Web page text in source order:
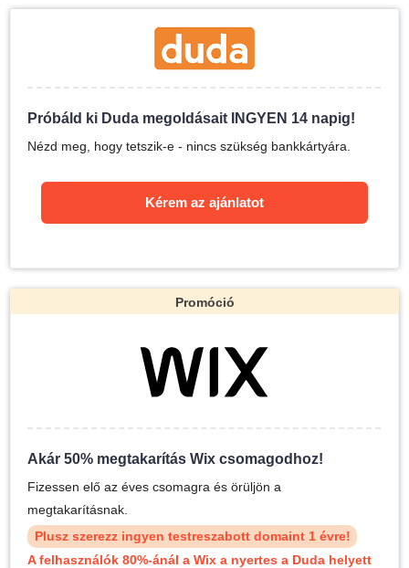
Próbáld ki Duda megoldásait INGYEN 14 napig!
Nézd meg, hogy tetszik-e - nincs szükség bankkártyára.
Kérem az ajánlatot
Promóció
Akár 50% megtakarítás Wix csomagodhoz!
Fizessen elő az éves csomagra és örüljön a
megtakarításnak.
Plusz szerezz ingyen testreszabott domaint 1 évre!
A felhasználók 80%-ánál a Wix a nyertes a Duda helyett